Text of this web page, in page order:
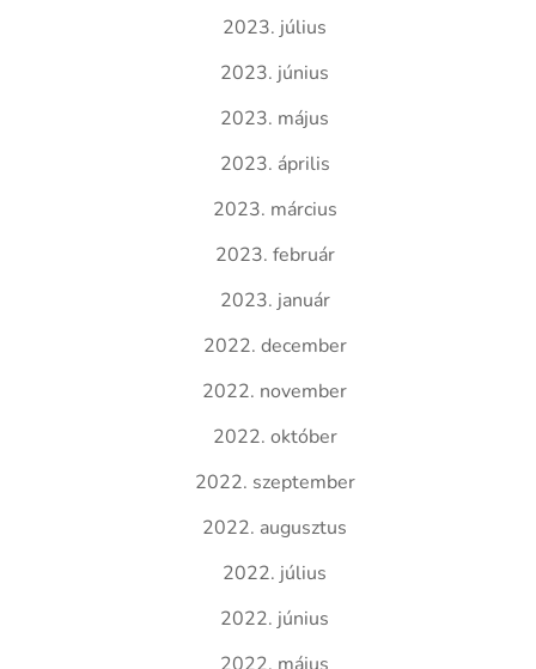
2023. július
2023. június
2023. május
2023. április
2023. március
2023. február
2023. január
2022. december
2022. november
2022. október
2022. szeptember
2022. augusztus
2022. július
2022. június